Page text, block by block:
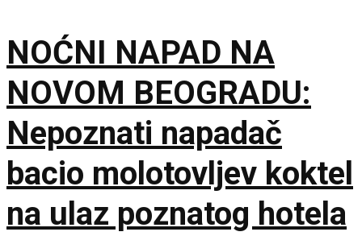
NOĆNI NAPAD NA
NOVOM BEOGRADU:
Nepoznati napadač
bacio molotovljev koktel
na ulaz poznatog hotela